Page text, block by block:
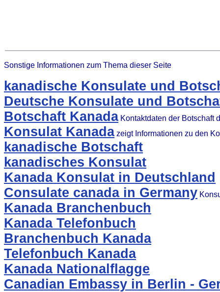
Sonstige Informationen zum Thema dieser Seite
kanadische Konsulate und
Deutsche Konsulate und
Botschaft KanadaKontaktdaten der Botschaft
Konsulat Kanadazeigt Informationen zu den
kanadische Botschaft
kanadisches Konsulat
Kanada Konsulat in Deutschland
Consulate canada in Germany
Kanada Branchenbuch
Kanada Telefonbuch
Branchenbuch Kanada
Telefonbuch Kanada
Kanada Nationalflagge
Canadian Embassy in Berlin -